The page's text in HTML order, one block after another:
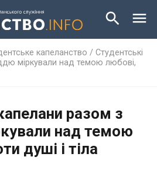
капеланство / Студентські
міркували над темою любові,
разом з
над темою
душі і тіла